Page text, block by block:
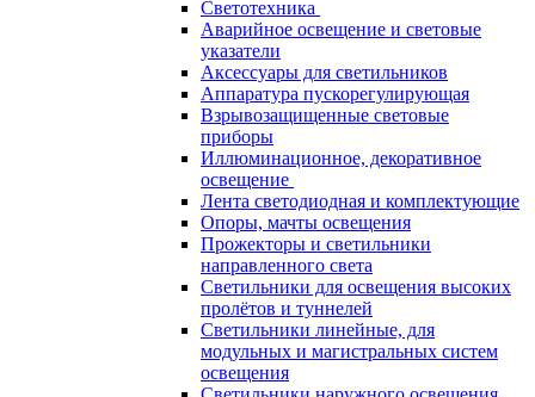
Светотехника
Аварийное освещение и световые
указатели
Аксессуары для светильников
Аппаратура пускорегулирующая
Взрывозащищенные световые
приборы
Иллюминационное, декоративное
освещение
Лента светодиодная и комплектующие
Опоры, мачты освещения
Прожекторы и светильники
направленного света
Светильники для освещения высоких
пролётов и туннелей
Светильники линейные, для
модульных и магистральных систем
освещения